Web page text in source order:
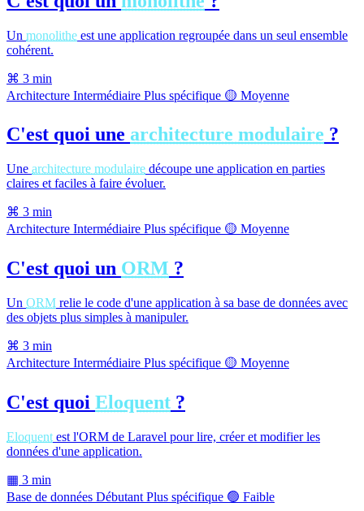
Un monolithe est une application regroupée dans un seul ensemble
cohérent.
⌘ 3 min
Architecture Intermédiaire Plus spécifique 🟡 Moyenne
C'est quoi une architecture modulaire ?
Une architecture modulaire découpe une application en parties
claires et faciles à faire évoluer.
⌘ 3 min
Architecture Intermédiaire Plus spécifique 🟡 Moyenne
C'est quoi un ORM ?
Un ORM relie le code d'une application à sa base de données avec
des objets plus simples à manipuler.
⌘ 3 min
Architecture Intermédiaire Plus spécifique 🟡 Moyenne
C'est quoi Eloquent ?
Eloquent est l'ORM de Laravel pour lire, créer et modifier les
données d'une application.
▦ 3 min
Base de données Débutant Plus spécifique 🟢 Faible